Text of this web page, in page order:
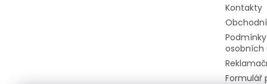
Kontakty
osobních
Formulář